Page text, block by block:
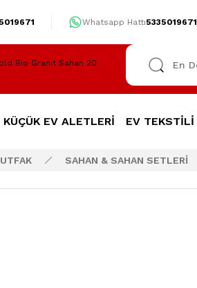
Whatsapp Hattı5335019671
KÜÇÜK EV ALETLERİ EV TEKSTİLİ
SAHAN & SAHAN SETLERİ